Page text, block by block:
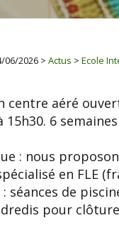
06/2026 >Actus >Ecole
centre aéré
6
: nous
en FLE
séances de
pour